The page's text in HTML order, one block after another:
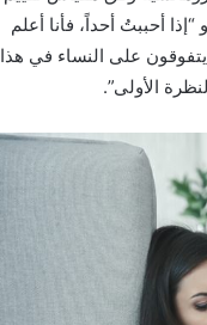
أحببتُ أحداً، فأنا أعلم
يتفوقون على النساء في هذا
الأولى”.